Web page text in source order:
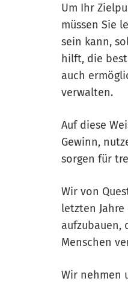
Um Ihr
müssen Sie
sein kann,
hilft, die
auch
verwalten.
Auf diese
Gewinn,
sorgen für
Wir von
letzten
aufzubauen,
Menschen
Wir nehmen